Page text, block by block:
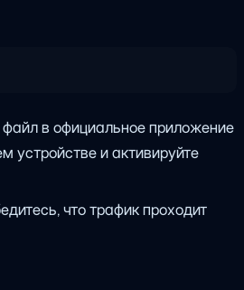
файл в официальное приложение
устройстве и активируйте
что трафик проходит